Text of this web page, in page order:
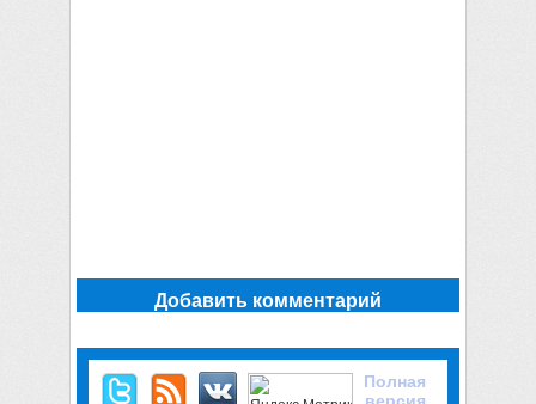
Добавить комментарий
Полная